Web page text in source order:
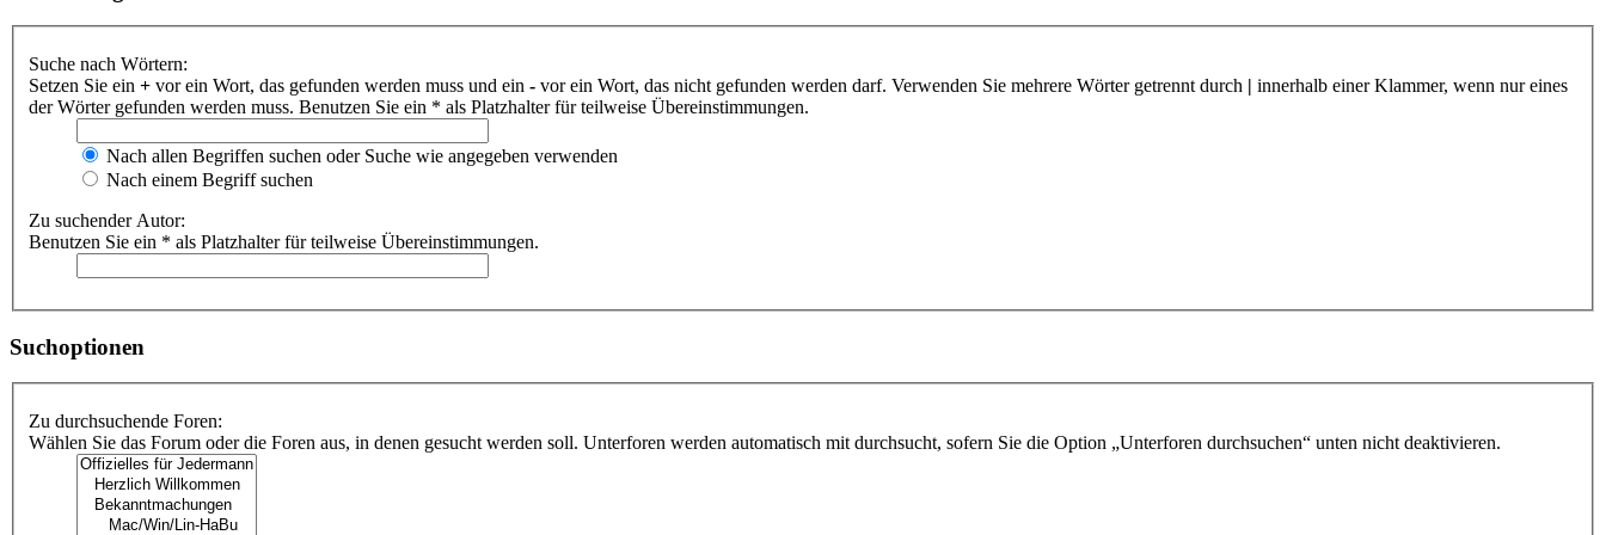
Suche nach Wörtern:
Setzen Sie ein + vor ein Wort, das gefunden werden muss und ein - vor ein Wort, das nicht gefunden werden darf. Verwenden Sie mehrere Wörter getrennt durch | innerhalb einer Klammer, wenn nur eines
der Wörter gefunden werden muss. Benutzen Sie ein * als Platzhalter für teilweise Übereinstimmungen.
Nach allen Begriffen suchen oder Suche wie angegeben verwenden
Nach einem Begriff suchen
Zu suchender Autor:
Benutzen Sie ein * als Platzhalter für teilweise Übereinstimmungen.
Suchoptionen
Zu durchsuchende Foren:
Wählen Sie das Forum oder die Foren aus, in denen gesucht werden soll. Unterforen werden automatisch mit durchsucht, sofern Sie die Option „Unterforen durchsuchen“ unten nicht deaktivieren.